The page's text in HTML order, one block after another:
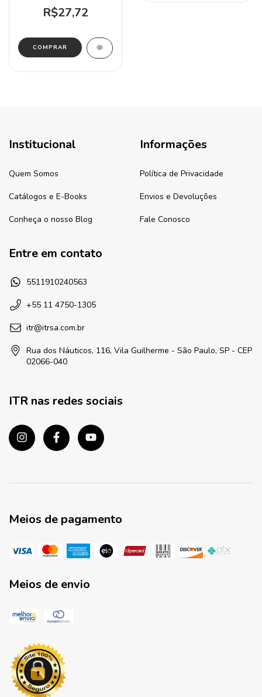
R$27,72
Institucional
Quem Somos
Catálogos e E-Books
Conheça o nosso Blog
Informações
Política de Privacidade
Envios e Devoluções
Fale Conosco
Entre em contato
5511910240563
+55 11 4750-1305
itr@itrsa.com.br
Rua dos Náuticos, 116, Vila Guilherme - São Paulo, SP - CEP
02066-040
ITR nas redes sociais
Meios de pagamento
Meios de envio